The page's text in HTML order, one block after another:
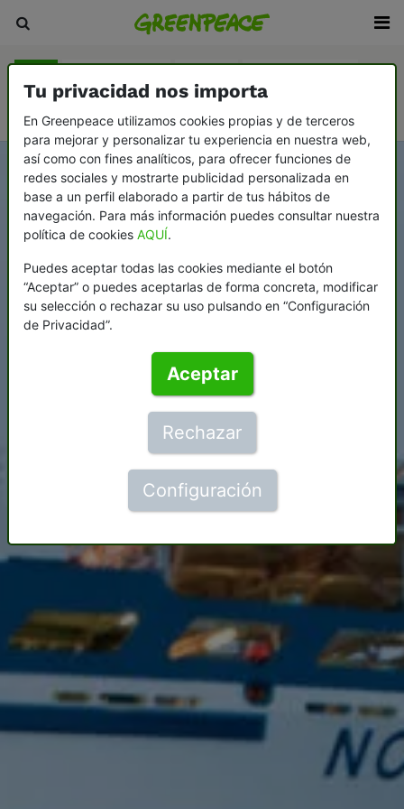
Tu privacidad nos importa
En Greenpeace utilizamos cookies propias y de terceros
para mejorar y personalizar tu experiencia en nuestra web,
así como con fines analíticos, para ofrecer funciones de
redes sociales y mostrarte publicidad personalizada en
base a un perfil elaborado a partir de tus hábitos de
navegación. Para más información puedes consultar nuestra
política de cookies AQUÍ.
Puedes aceptar todas las cookies mediante el botón
“Aceptar” o puedes aceptarlas de forma concreta, modificar
su selección o rechazar su uso pulsando en “Configuración
de Privacidad”.
Aceptar
Rechazar
Configuración